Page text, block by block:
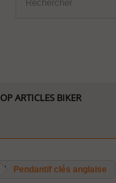
ARTICLES BIKER
Pendantif clés anglaise